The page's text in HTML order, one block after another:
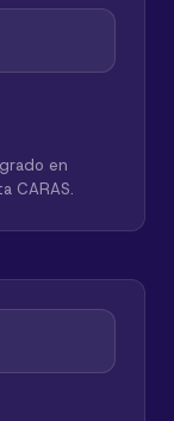
en
CARAS.